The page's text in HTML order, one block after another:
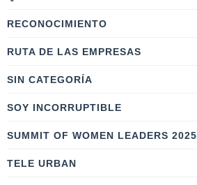
RECONOCIMIENTO
RUTA DE LAS EMPRESAS
SIN CATEGORÍA
SOY INCORRUPTIBLE
SUMMIT OF WOMEN LEADERS 2025
TELE URBAN